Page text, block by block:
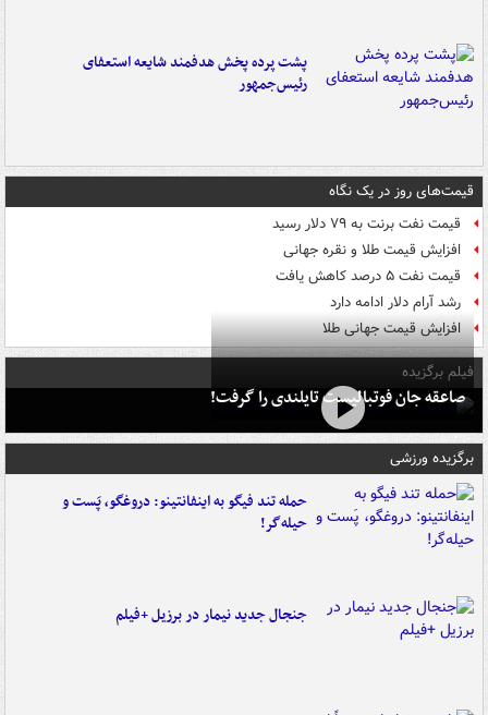
پشت پرده پخش هدفمند شایعه استعفای
رئیس‌جمهور
قیمت‌های روز در یک نگاه
قیمت نفت برنت به ۷۹ دلار رسید
افزایش قیمت طلا و نقره جهانی
قیمت نفت ۵ درصد کاهش یافت
رشد آرام دلار ادامه دارد
افزایش قیمت جهانی طلا
فیلم برگزیده
صاعقه جان فوتبالیست تایلندی را گرفت!
برگزیده ورزشی
حمله تند فیگو به اینفانتینو: دروغگو، پَست‌ و
حیله‌گر!
جنجال جدید نیمار در برزیل +فیلم